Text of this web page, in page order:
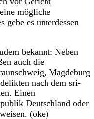
mögliche
gebe es unterdessen
bekannt: Neben
auch die
Magdeburg
nach dem sri-
Einen
Deutschland oder
(oke)